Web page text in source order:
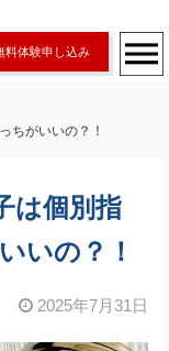
料体験申し込み
ちがいいの？！
は個別指
いの？！
2025年7月31日